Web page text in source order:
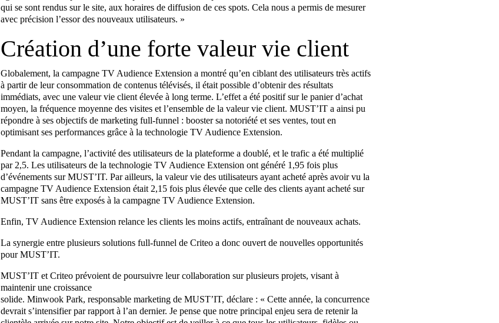
qui se sont rendus sur le site, aux horaires de diffusion de ces spots. Cela nous a permis de mesurer
avec précision l’essor des nouveaux utilisateurs. »
Création d’une forte valeur vie client
Globalement, la campagne TV Audience Extension a montré qu’en ciblant des utilisateurs très actifs
à partir de leur consommation de contenus télévisés, il était possible d’obtenir des résultats
immédiats, avec une valeur vie client élevée à long terme. L’effet a été positif sur le panier d’achat
moyen, la fréquence moyenne des visites et l’ensemble de la valeur vie client. MUST’IT a ainsi pu
répondre à ses objectifs de marketing full-funnel : booster sa notoriété et ses ventes, tout en
optimisant ses performances grâce à la technologie TV Audience Extension.
Pendant la campagne, l’activité des utilisateurs de la plateforme a doublé, et le trafic a été multiplié
par 2,5. Les utilisateurs de la technologie TV Audience Extension ont généré 1,95 fois plus
d’événements sur MUST’IT. Par ailleurs, la valeur vie des utilisateurs ayant acheté après avoir vu la
campagne TV Audience Extension était 2,15 fois plus élevée que celle des clients ayant acheté sur
MUST’IT sans être exposés à la campagne TV Audience Extension.
Enfin, TV Audience Extension relance les clients les moins actifs, entraînant de nouveaux achats.
La synergie entre plusieurs solutions full-funnel de Criteo a donc ouvert de nouvelles opportunités
pour MUST’IT.
MUST’IT et Criteo prévoient de poursuivre leur collaboration sur plusieurs projets, visant à
maintenir une croissance
solide. Minwook Park, responsable marketing de MUST’IT, déclare : « Cette année, la concurrence
devrait s’intensifier par rapport à l’an dernier. Je pense que notre principal enjeu sera de retenir la